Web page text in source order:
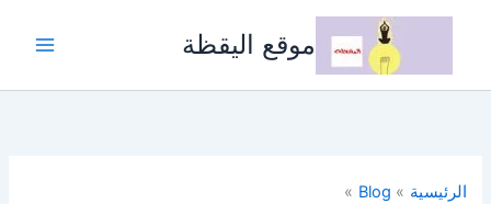
تخطي
موقع اليقظة
الرئيسية
Blog